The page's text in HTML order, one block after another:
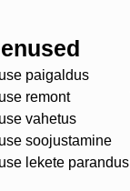
paigaldus
remont
vahetus
soojustamine
lekete parandus